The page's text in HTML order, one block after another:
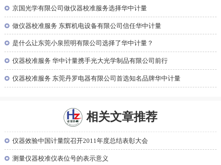
◎ 京国光学有限公司做仪器校准服务选择华中计量
◎ 做仪器校准服务 东辉机电设备有限公司信任华中计量
◎ 是什么让东莞小泉照明有限公司选择了华中计量？
◎ 仪器校准服务 华中计量携手光大光学制品有限公司前行
◎ 仪器校准服务 东莞丹罗电器有限公司首选知名品牌华中计量
相关文章推荐
◎ 仪器效验中国计量院召开2011年度总结表彰大会
◎ 测量仪器校准仪表位号的表示意义